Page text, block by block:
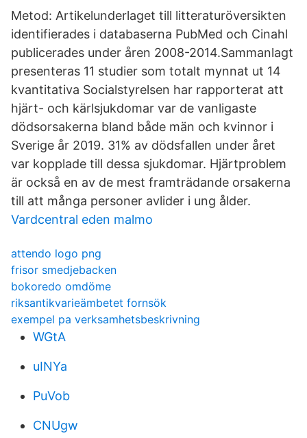
Metod: Artikelunderlaget till litteraturöversikten
identifierades i databaserna PubMed och Cinahl
publicerades under åren 2008-2014.Sammanlagt
presenteras 11 studier som totalt mynnat ut 14
kvantitativa Socialstyrelsen har rapporterat att
hjärt- och kärlsjukdomar var de vanligaste
dödsorsakerna bland både män och kvinnor i
Sverige år 2019. 31% av dödsfallen under året
var kopplade till dessa sjukdomar. Hjärtproblem
är också en av de mest framträdande orsakerna
till att många personer avlider i ung ålder.
Vardcentral eden malmo
attendo logo png
frisor smedjebacken
bokoredo omdöme
riksantikvarieämbetet fornsök
exempel pa verksamhetsbeskrivning
WGtA
uINYa
PuVob
CNUgw